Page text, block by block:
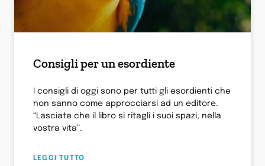
Consigli per un esordiente
I consigli di oggi sono per tutti gli esordienti che
non sanno come approcciarsi ad un editore.
“Lasciate che il libro si ritagli i suoi spazi, nella
vostra vita”.
LEGGI TUTTO